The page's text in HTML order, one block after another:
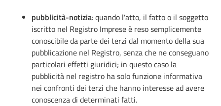
pubblicità-notizia: quando l'atto, il fatto o il soggetto
iscritto nel Registro Imprese è reso semplicemente
conoscibile da parte dei terzi dal momento della sua
pubblicazione nel Registro, senza che ne conseguano
particolari effetti giuridici; in questo caso la
pubblicità nel registro ha solo funzione informativa
nei confronti dei terzi che hanno interesse ad avere
conoscenza di determinati fatti.